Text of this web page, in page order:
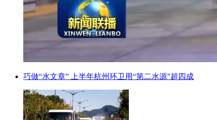
巧做“水文章” 上半年杭州环卫用“第二水源”超四成